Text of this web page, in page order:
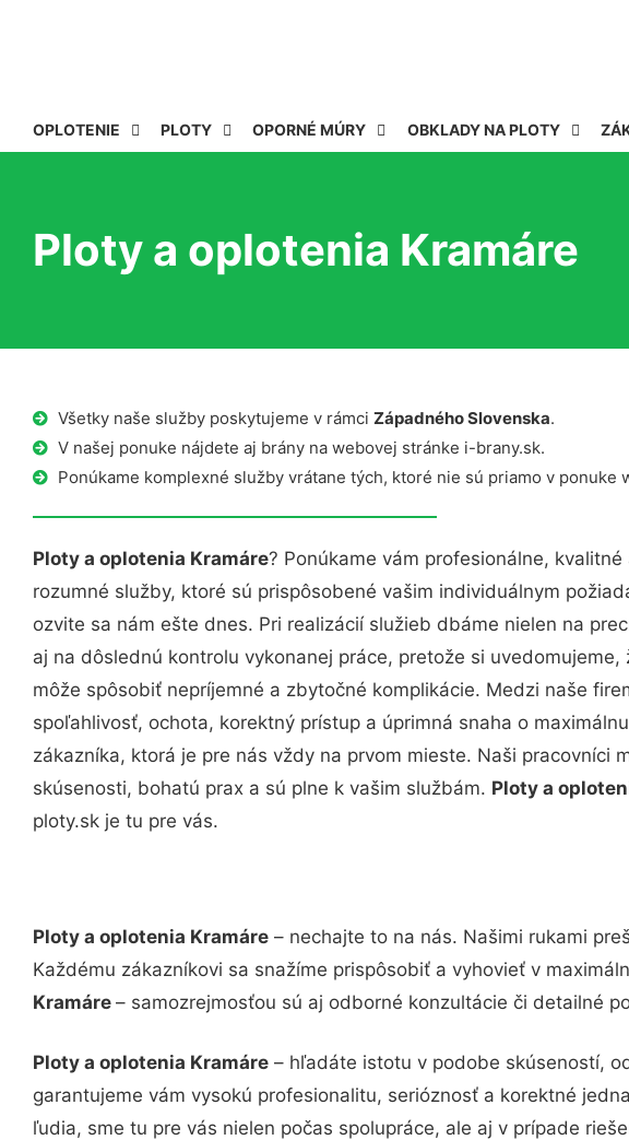
OPLOTENIE PLOTY OPORNÉ MÚRY OBKLADY NA PLOTY
Ploty a oplotenia Kramáre
Všetky naše služby poskytujeme v rámci Západného Slovenska.
V našej ponuke nájdete aj brány na webovej stránke i-brany.sk.
Ponúkame komplexné služby vrátane tých, ktoré nie sú priamo v ponuke
Ploty a oplotenia Kramáre? Ponúkame vám profesionálne,
rozumné služby, ktoré sú prispôsobené vašim individuálnym
ozvite sa nám ešte dnes. Pri realizácií služieb dbáme nielen na
aj na dôslednú kontrolu vykonanej práce, pretože si uvedomujeme,
môže spôsobiť nepríjemné a zbytočné komplikácie. Medzi naše
spoľahlivosť, ochota, korektný prístup a úprimná snaha o
zákazníka, ktorá je pre nás vždy na prvom mieste. Naši pracovníci
skúsenosti, bohatú prax a sú plne k vašim službám. Ploty a
ploty.sk je tu pre vás.
Ploty a oplotenia Kramáre – nechajte to na nás. Našimi rukami
Každému zákazníkovi sa snažíme prispôsobiť a vyhovieť v
Kramáre – samozrejmosťou sú aj odborné konzultácie či detailné
Ploty a oplotenia Kramáre – hľadáte istotu v podobe skúseností,
garantujeme vám vysokú profesionalitu, serióznosť a korektné
ľudia, sme tu pre vás nielen počas spolupráce, ale aj v prípade